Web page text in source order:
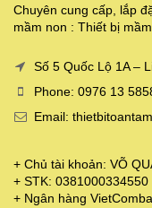
Chuyên cung cấp, lắp
mầm non : Thiết bị
Số 5 Quốc Lộ 1A –
Phone: 0976 13
Email:
+ Chủ tài khoản: VÕ
+ STK: 0381000334550
+ Ngân hàng